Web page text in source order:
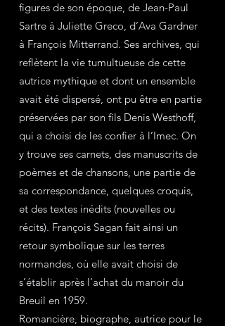
figures de son époque, de Jean-Paul
Sartre à Juliette Greco, d’Ava Gardner
à François Mitterrand. Ses archives, qui
reflètent la vie tumultueuse de cette
autrice mythique et dont un ensemble
avait été dispersé, ont pu être en partie
préservées par son fils Denis Westhoff,
qui a choisi de les confier à l’Imec. On
y trouve ses carnets, des manuscrits de
poèmes et de chansons, une partie de
sa correspondance, quelques croquis,
et des textes inédits (nouvelles ou
récits). François Sagan fait ainsi un
retour symbolique sur les terres
normandes, où elle avait choisi de
s’établir après l’achat du manoir du
Breuil en 1959.
Romancière, biographe, autrice pour le